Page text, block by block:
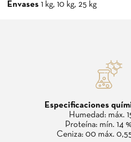
Envases 1 kg, 10 kg, 25 kg
Especificaciones
Humedad: máx.
Proteína: mín. 14
Ceniza: 00 máx.